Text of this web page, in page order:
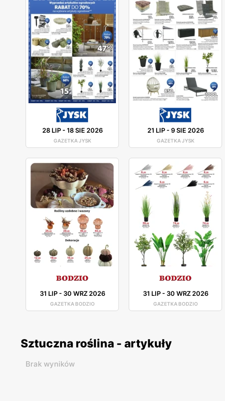
28 LIP-18 SIE 2026
GAZETKA JYSK
21 LIP-9 SIE 2026
GAZETKA JYSK
31 LIP- 30 WRZ 2026
GAZETKA BODZIO
31 LIP- 30 WRZ 2026
GAZETKA BODZIO
Sztuczna roślina - artykuły
Brak wyników